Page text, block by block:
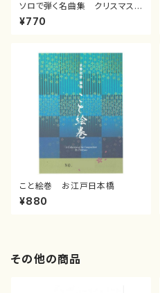
ソロで弾く名曲集 クリスマス・
イブ／恋人がサンタクロース(
箏独奏 /大平光美 編曲/楽
¥770
こと絵巻 お江戸日本橋
¥880
その他の商品